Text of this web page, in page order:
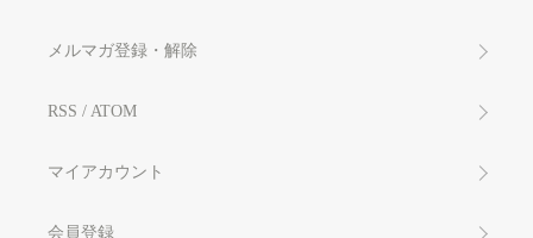
メルマガ登録・解除
RSS / ATOM
マイアカウント
会員登録